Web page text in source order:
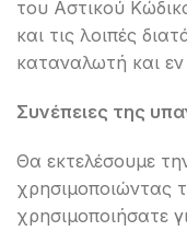
του Αστικού
και τις λοιπές
καταναλωτή και
Συνέπειες της
Θα εκτελέσουμε
χρησιμοποιώντας
χρησιμοποιήσατε